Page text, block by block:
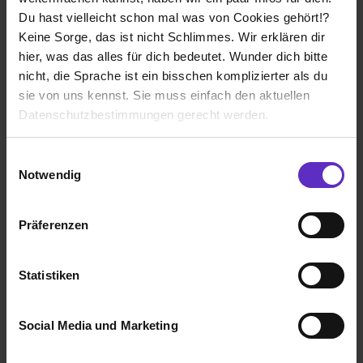
Du hast vielleicht schon mal was von Cookies gehört!?
Keine Sorge, das ist nicht Schlimmes. Wir erklären dir
hier, was das alles für dich bedeutet. Wunder dich bitte
nicht, die Sprache ist ein bisschen komplizierter als du
sie von uns kennst. Sie muss einfach den aktuellen
Datenschutzbestimmungen gerecht werden.
Benutzung der Webseite getroffenen Einstellungen zu
Webseite zu analysieren („Statistiken“), um
Informationen zu deiner Verwendung unserer Website an
Analysen weiterzugeben und um Inhalte und Anzeigen zu
Notwendig
Präferenzen
Statistiken
Social Media und Marketing
Wie gefällt dir dein Ausbildungsberuf?
Mein Ausbildungsberuf gefällt mir, weil es Spaß macht
zu arbeiten, und ich immer motiviert bin, jeden Tag zur
Arbeit zu kommen.
FÜR SIE Handelsgenossenschaft eG
8 Std. pro Tag